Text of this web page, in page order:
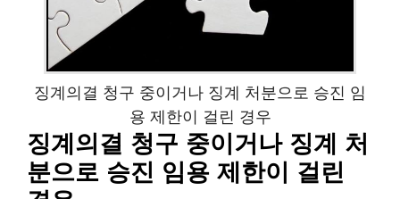
징계의결 청구 중이거나 징계 처분으로 승진 임
용 제한이 걸린 경우
징계의결 청구 중이거나 징계 처
분으로 승진 임용 제한이 걸린